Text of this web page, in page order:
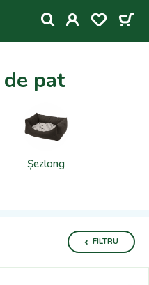
pat
Șezlong
FILTRU